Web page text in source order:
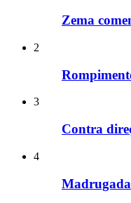
Zema
2
3
Contra
4